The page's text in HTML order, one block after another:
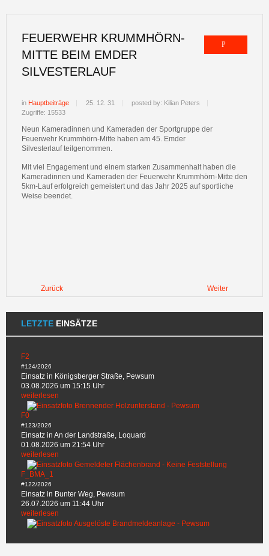
FEUERWEHR KRUMMHÖRN-
MITTE BEIM EMDER
SILVESTERLAUF
in Hauptbeiträge 25. 12. 31
posted by: Kilian Peters
Zugriffe: 15533
Neun Kameradinnen und Kameraden der Sportgruppe der
Feuerwehr Krummhörn-Mitte haben am 45. Emder
Silvesterlauf teilgenommen.
Mit viel Engagement und einem starken Zusammenhalt haben die
Kameradinnen und Kameraden der Feuerwehr Krummhörn-Mitte den
5km-Lauf erfolgreich gemeistert und das Jahr 2025 auf sportliche
Weise beendet.
Zurück Weiter
LETZTE EINSÄTZE
F2
#124/2026
Einsatz in Königsberger Straße, Pewsum
03.08.2026 um 15:15 Uhr
weiterlesen
F0
#123/2026
Einsatz in An der Landstraße, Loquard
01.08.2026 um 21:54 Uhr
weiterlesen
F_BMA_1
#122/2026
Einsatz in Bunter Weg, Pewsum
26.07.2026 um 11:44 Uhr
weiterlesen